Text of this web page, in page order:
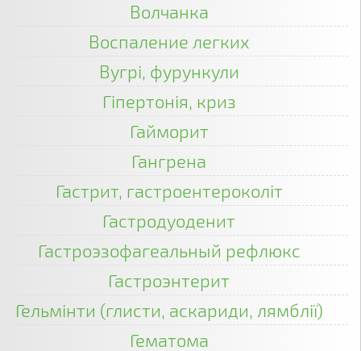
Волчанка
Воспаление легких
Вугрі, фурункули
Гіпертонія, криз
Гайморит
Гангрена
Гастрит, гастроентероколіт
Гастродуоденит
Гастроэзофагеальный рефлюкс
Гастроэнтерит
Гельмінти (глисти, аскариди, лямблії)
Гематома